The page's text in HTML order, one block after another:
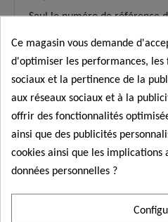
Seul le numéro de référence
véhicules n'est indiquée qu'à
photos.
Pièce neuve compatible avec :
ASHUKI : T44105
BLUE PRINT : ADT37242
BLUE PRINT : ADT37249
BMW : 13627791126
BMW : 13627799452
C.I. : XREV574
DENSO : 0296000580
DENSO : 0296001180
Ce magasin vous demande
d'optimiser les performances, les
sociaux et la pertinence de la
aux réseaux sociaux et à la
offrir des fonctionnalités
ainsi que des publicités
cookies ainsi que les implications
données personnelles ?